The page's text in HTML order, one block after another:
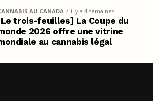
AU CANADA il y a 4 semaines
trois-feuilles] La Coupe du
2026 offre une vitrine
au cannabis légal